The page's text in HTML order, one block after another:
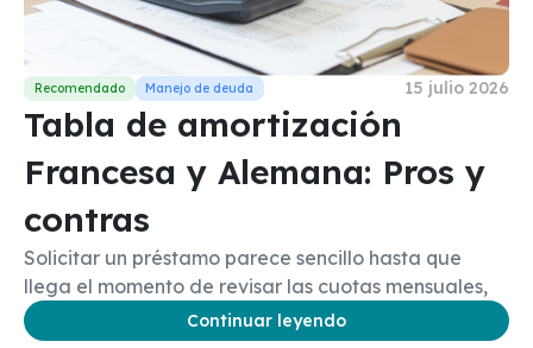
15 julio 2026
Tabla de amortización
Francesa y Alemana: Pros y
contras
Solicitar un préstamo parece sencillo hasta que
llega el momento de revisar las cuotas mensuales,
Continuar leyendo